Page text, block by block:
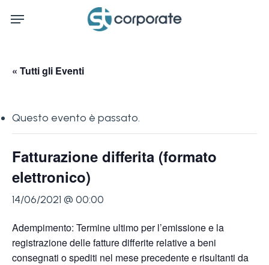
Menu
« Tutti gli Eventi
Questo evento è passato.
Fatturazione differita (formato
elettronico)
14/06/2021 @ 00:00
Adempimento: Termine ultimo per l’emissione e la
registrazione delle fatture differite relative a beni
consegnati o spediti nel mese precedente e risultanti da